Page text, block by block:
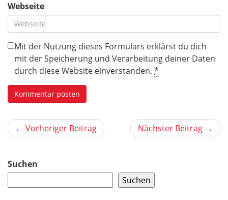
Webseite
Mit der Nutzung dieses Formulars erklärst du dich
mit der Speicherung und Verarbeitung deiner Daten
durch diese Website einverstanden. *
← Vorheriger Beitrag Nächster Beitrag →
Suchen
Suchen